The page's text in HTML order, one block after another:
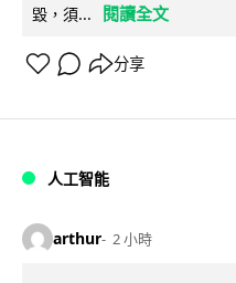
毀，須...
閱讀全文
分享
人工智能
arthur 2 小時